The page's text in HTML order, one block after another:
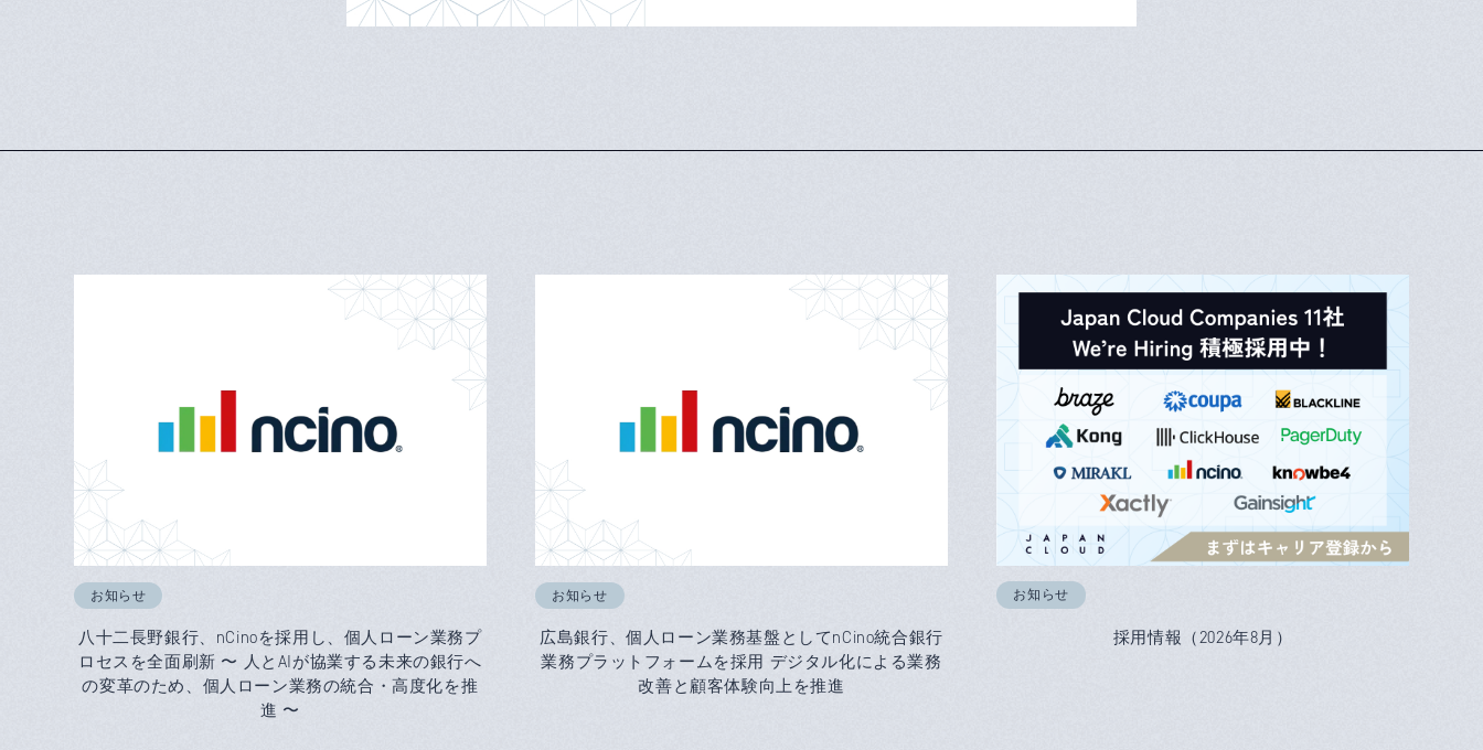
お知らせ
八十二長野銀行、nCinoを採用し、個人ローン業務プ
ロセスを全面刷新 〜 人とAIが協業する未来の銀行へ
の変革のため、個人ローン業務の統合・高度化を推
進 〜
お知らせ
広島銀行、個人ローン業務基盤としてnCino統合銀行
業務プラットフォームを採用 デジタル化による業務
改善と顧客体験向上を推進
お知らせ
採用情報（2026年8月）